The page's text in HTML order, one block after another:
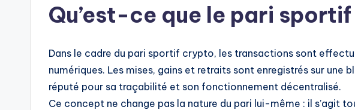
Qu’est-ce que le pari
Dans le cadre du pari sportif crypto, les transactions sont
numériques. Les mises, gains et retraits sont enregistrés sur une
réputé pour sa traçabilité et son fonctionnement décentralisé.
Ce concept ne change pas la nature du pari lui-même : il s’agit